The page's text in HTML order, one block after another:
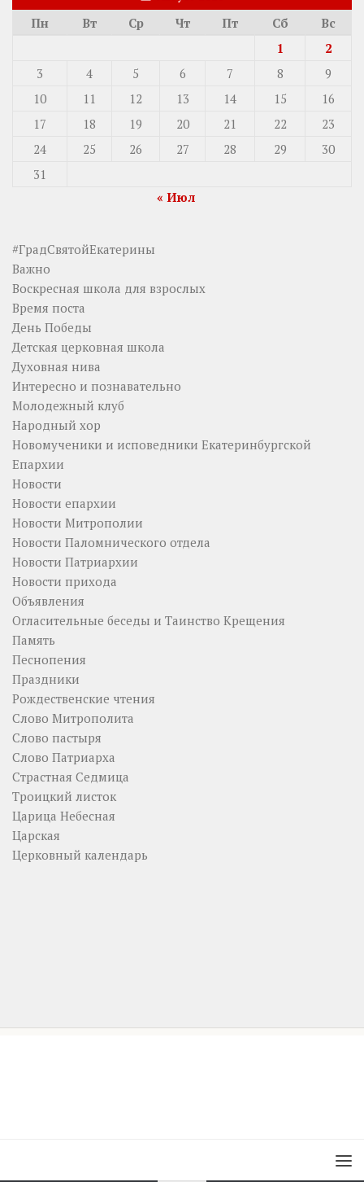
Пн
Вт Ср Чт Пт Сб
Вс
1
2
3
4 5 6 7 8
9
10
11 12 13 14 15
16
17
18 19 20 21 22
23
24
25 26 27 28 29
30
31
« Июл
#ГрадСвятойЕкатерины
Важно
Воскресная школа для взрослых
Время поста
День Победы
Детская церковная школа
Духовная нива
Интересно и познавательно
Молодежный клуб
Народный хор
Новомученики и исповедники Екатеринбургской
Епархии
Новости
Новости епархии
Новости Митрополии
Новости Паломнического отдела
Новости Патриархии
Новости прихода
Объявления
Огласительные беседы и Таинство Крещения
Память
Песнопения
Праздники
Рождественские чтения
Слово Митрополита
Слово пастыря
Слово Патриарха
Страстная Седмица
Троицкий листок
Царица Небесная
Царская
Церковный календарь